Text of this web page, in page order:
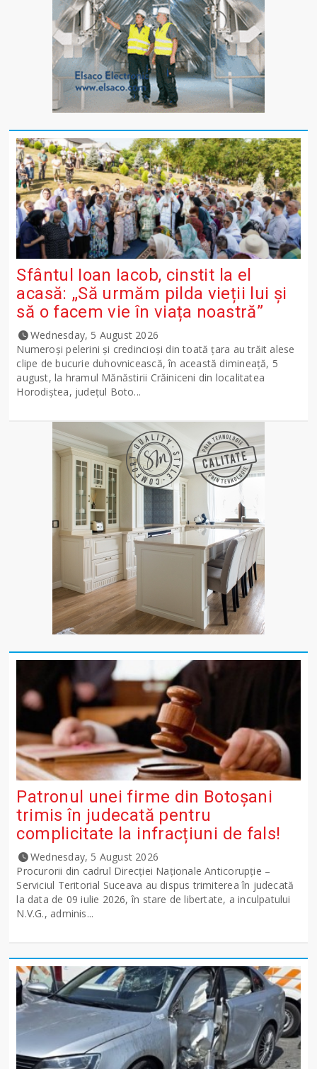
Sfântul Ioan Iacob, cinstit la el
acasă: „Să urmăm pilda vieții lui și
să o facem vie în viața noastră”
Wednesday, 5 August 2026
Numeroși pelerini și credincioși din toată țara au trăit alese
clipe de bucurie duhovnicească, în această dimineață, 5
august, la hramul Mănăstirii Crăiniceni din localitatea
Horodiștea, județul Boto...
Patronul unei firme din Botoșani
trimis în judecată pentru
complicitate la infracțiuni de fals!
Wednesday, 5 August 2026
Procurorii din cadrul Direcției Naționale Anticorupție –
Serviciul Teritorial Suceava au dispus trimiterea în judecată
la data de 09 iulie 2026, în stare de libertate, a inculpatului
N.V.G., adminis...